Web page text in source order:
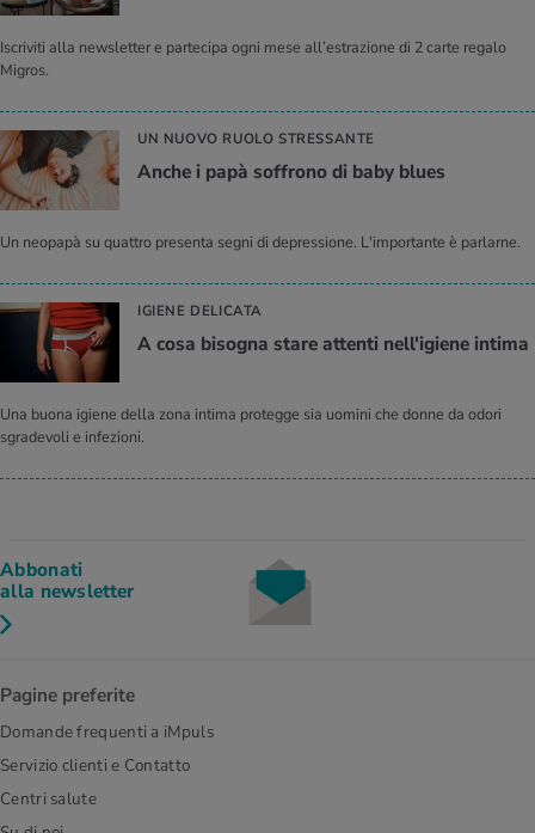
Iscriviti alla newsletter e partecipa ogni mese all’estrazione di 2 carte regalo
Migros.
UN NUOVO RUOLO STRESSANTE
Anche i papà soffrono di baby blues
Un neopapà su quattro presenta segni di depressione. L'importante è parlarne.
IGIENE DELICATA
A cosa bisogna stare attenti nell'igiene intima
Una buona igiene della zona intima protegge sia uomini che donne da odori
sgradevoli e infezioni.
Abbonati
alla newsletter
Pagine preferite
Domande frequenti a iMpuls
Servizio clienti e Contatto
Centri salute